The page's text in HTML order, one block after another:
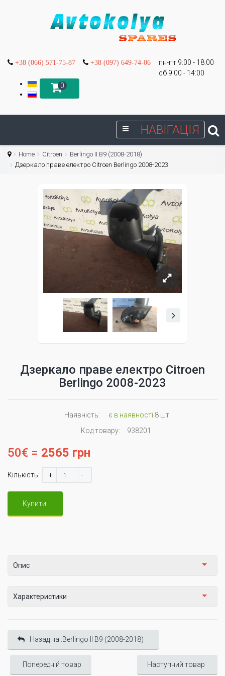
+38 (066) 571-75-87 +38 (097) 649-74-06
пн-пт 9:00 - 18:00
сб 9:00 - 14:00
0
НАВІГАЦІЯ
Home Citroen
Berlingo II B9 (2008-2018)
Дзеркало праве електро Citroen Berlingo 2008-2023
Дзеркало праве електро Citroen
Berlingo 2008-2023
Наявність: є в наявності 8 шт
Код товару:
938201
50€ = 2565 грн
Кількість: + -
Купити
Опис
Характеристики
Назад на :Berlingo II B9 (2008-2018)
Попередній товар Наступний товар